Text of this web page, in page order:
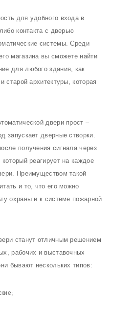
для удобного входа в
контакта с дверью
системы. Среди
магазина вы сможете найти
для любого здания, как
старой архитектуры, которая
двери прост –
запускает дверные створки.
получения сигнала через
реагирует на каждое
Преимуществом такой
и то, что его можно
охраны и к системе пожарной
станут отличным решением
рабочих и выставочных
бывают нескольких типов: